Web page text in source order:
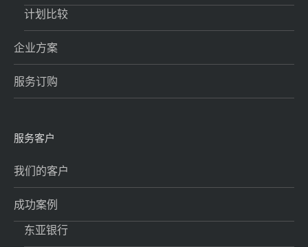
计划比较
企业方案
服务订购
服务客户
我们的客户
成功案例
东亚银行